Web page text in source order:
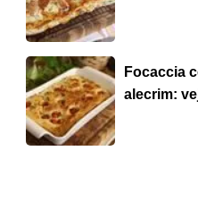
Focaccia
alecrim: